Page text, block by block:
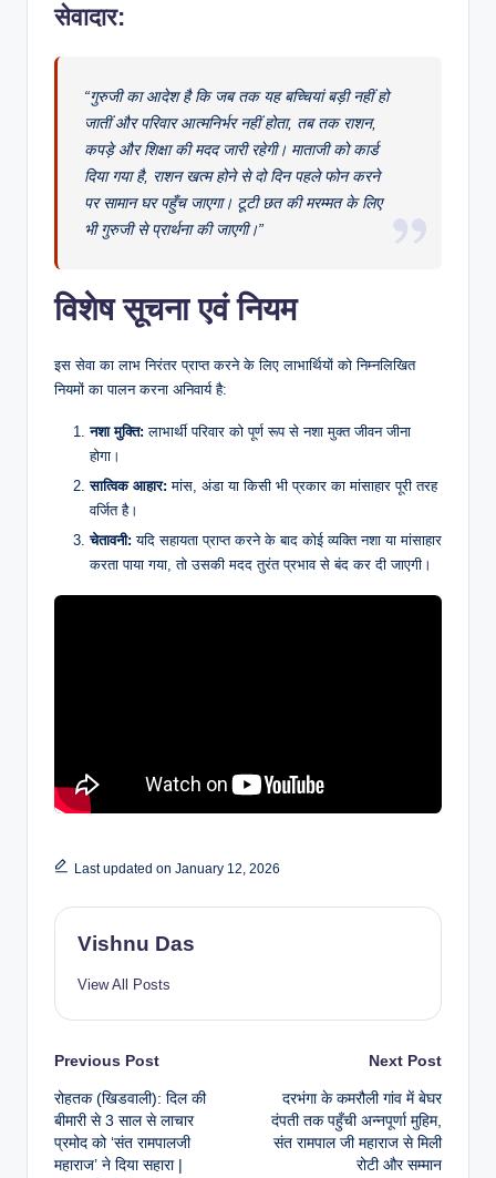
सेवादार:
“गुरुजी का आदेश है कि जब तक यह बच्चियां बड़ी नहीं हो
जातीं और परिवार आत्मनिर्भर नहीं होता, तब तक राशन,
कपड़े और शिक्षा की मदद जारी रहेगी। माताजी को कार्ड
दिया गया है, राशन खत्म होने से दो दिन पहले फोन करने
पर सामान घर पहुँच जाएगा। टूटी छत की मरम्मत के लिए
भी गुरुजी से प्रार्थना की जाएगी।”
​विशेष सूचना एवं नियम
​इस सेवा का लाभ निरंतर प्राप्त करने के लिए लाभार्थियों को निम्नलिखित
नियमों का पालन करना अनिवार्य है:
नशा मुक्ति: लाभार्थी परिवार को पूर्ण रूप से नशा मुक्त जीवन जीना
होगा।
सात्विक आहार: मांस, अंडा या किसी भी प्रकार का मांसाहार पूरी तरह
वर्जित है।
चेतावनी: यदि सहायता प्राप्त करने के बाद कोई व्यक्ति नशा या मांसाहार
करता पाया गया, तो उसकी मदद तुरंत प्रभाव से बंद कर दी जाएगी।
Last updated on January 12, 2026
Vishnu Das
View All Posts
Previous Post
रोहतक (खिडवाली): दिल की
बीमारी से 3 साल से लाचार
प्रमोद को ‘संत रामपालजी
महाराज’ ने दिया सहारा |
Next Post
दरभंगा के कमरौली गांव में बेघर
दंपती तक पहुँची अन्नपूर्णा मुहिम,
संत रामपाल जी महाराज से मिली
रोटी और सम्मान